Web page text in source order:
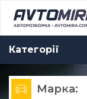
Категорії
Марка: